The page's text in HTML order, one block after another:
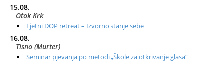
15.08.
Otok Krk
Ljetni DOP retreat – Izvorno stanje sebe
16.08.
Tisno (Murter)
Seminar pjevanja po metodi „Škole za otkrivanje glasa“